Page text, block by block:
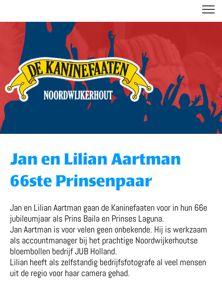
Jan en Lilian Aartman
66ste Prinsenpaar
Jan en Lilian Aartman gaan de Kaninefaaten voor in hun 66e
jubileumjaar als Prins Baila en Prinses Laguna.
Jan Aartman is voor velen geen onbekende. Hij is werkzaam
als accountmanager bij het prachtige Noordwijkerhoutse
bloembollen bedrijf JUB Holland.
Lilian heeft als zelfstandig bedrijfsfotografe al veel mensen
uit de regio voor haar camera gehad.